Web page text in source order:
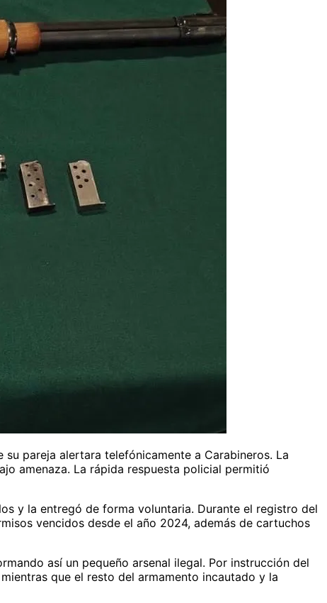
pareja alertara telefónicamente a Carabineros. La
amenaza. La rápida respuesta policial permitió
y la entregó de forma voluntaria. Durante el registro del
vencidos desde el año 2024, además de cartuchos
así un pequeño arsenal ilegal. Por instrucción del
que el resto del armamento incautado y la